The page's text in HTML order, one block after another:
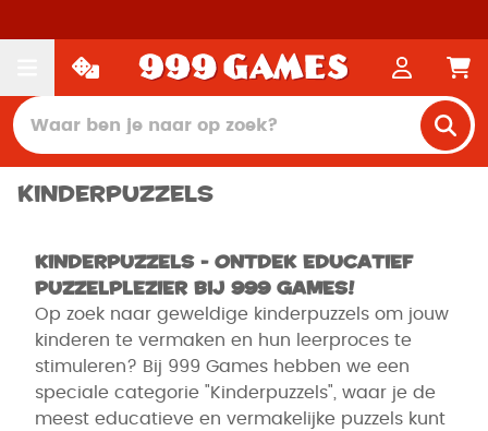
Kinderpuzzels
Kinderpuzzels - Ontdek Educatief
Puzzelplezier bij 999 Games!
Op zoek naar geweldige kinderpuzzels om jouw
kinderen te vermaken en hun leerproces te
stimuleren? Bij 999 Games hebben we een
speciale categorie "Kinderpuzzels", waar je de
meest educatieve en vermakelijke puzzels kunt